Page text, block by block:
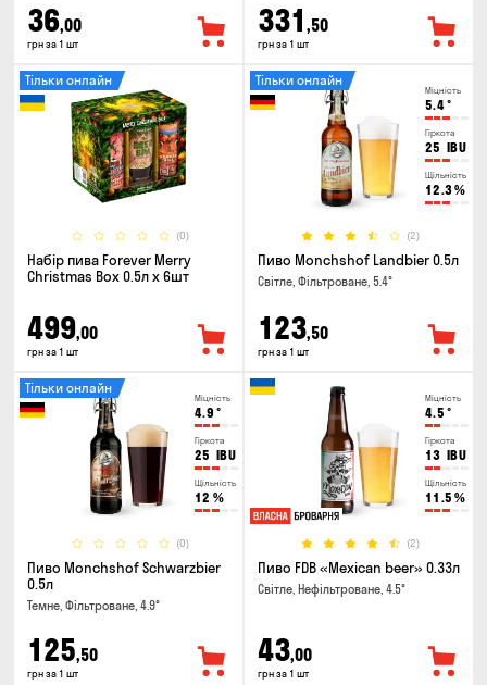
36,00
грн за 1 шт
331 ,50
грн за 1 шт
(0)
Тільки онлайн
Набір пива Forever Merry
Christmas Box 0.5л x 6шт
499,00
грн за 1 шт
Міцність
5.4°
Гіркота
25 IBU
Щільність
12.3%
(2)
Тільки онлайн
Пиво Monchshof Landbier 0.5л
Світле, Фільтроване, 5.4°
123,50
грн за 1 шт
Міцність
4.9 °
Гіркота
25 IBU
Щільність
12 %
(0)
Тільки онлайн
Пиво Monchshof Schwarzbier
0.5л
Темне, Фільтроване, 4.9°
125,50
грн за 1 шт
Міцність
4.5 °
Гіркота
13 IBU
Щільність
11.5 %
(2)
Пиво FDB «Mexican beer» 0.33л
Світле, Нефільтроване, 4.5°
43,00
грн за 1 шт